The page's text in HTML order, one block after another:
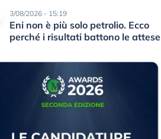
3/08/2026 - 15:19
Eni non è più solo petrolio. Ecco
perché i risultati battono le attese